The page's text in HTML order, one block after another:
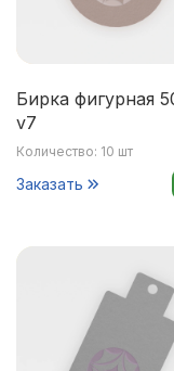
Бирка фигурная
v7
Количество: 10 шт
Заказать